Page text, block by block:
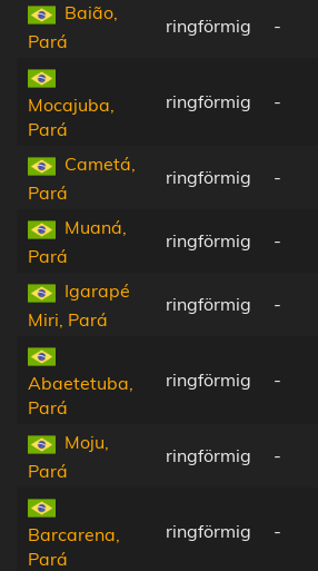
Baião,
Pará
ringförmig -
Mocajuba,
Pará
ringförmig -
Cametá,
Pará
ringförmig -
Muaná,
Pará
ringförmig -
Igarapé
Miri, Pará
ringförmig -
Abaetetuba,
Pará
ringförmig -
Moju,
Pará
ringförmig -
Barcarena,
Pará
ringförmig -